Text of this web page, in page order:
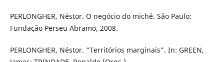
PERLONGHER, Néstor. O negócio do michê. São Paulo:
Fundação Perseu Abramo, 2008.
PERLONGHER, Néstor. “Territórios marginais”. In: GREEN,